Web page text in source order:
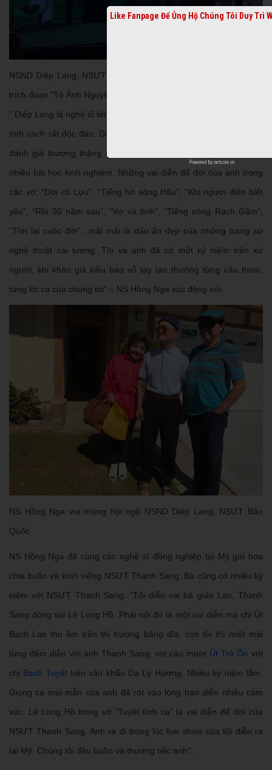
NSND Diệp Lang, NSƯT Bảo Quốc, Thoại Mỹ và Vũ Luân trong
trích đoạn "Tô Ánh Nguyệt"
“ Diệp Lang là nghệ sĩ lớn, có phong cách thể hiện những vai diễn
tính cách rất độc đáo. Diễn xuất của anh được giới chuyên môn
đánh giá thượng thặng đã từng mang lại cho lớp diễn viên trẻ
nhiều bài học kinh nghiệm. Những vai diễn để đời của anh trong
các vở: “Đời cô Lựu”, “Tiếng hò sông Hậu”, “Khi người điên biết
yêu”, “Rồi 30 năm sau”, “Vợ và tình”, “Tiếng sóng Rạch Gầm”,
“Tìm lại cuộc đời”…mãi mãi là dấu ấn đẹp của những trang sử
nghệ thuật cải lương. Tôi và anh đã có một kỷ niệm trên xứ
người, khi khán giả kiều bào vỗ tay tán thưởng từng câu thoại,
từng lời ca của chúng tôi” – NS Hồng Nga xúc động nói.
NS Hồng Nga vui mừng hội ngộ NSND Diệp Lang, NSƯT Bảo
Quốc
NS Hồng Nga đã cùng các nghệ sĩ đồng nghiệp tại Mỹ gửi hoa
chia buồn và kính viếng NSƯT Thanh Sang. Bà cũng có nhiều kỷ
niệm với NSƯT Thanh Sang. “Tôi diễn vai bà giáo Lan, Thanh
Sang đóng vai Lê Long Hồ. Phải nói đó là một vai diễn mà chị Út
Bạch Lan thu âm trên thị trường băng dĩa, còn tôi thì miệt mài
từng đêm diễn với anh Thanh Sang, với cậu mười Út Trà Ôn với
chị Bạch Tuyếttrên sân khấu Dạ Lý Hương. Nhiều kỷ niệm lắm.
Giọng ca mùi mẫn của anh đã rót vào lòng bạn diễn nhiều cảm
xúc. Lê Long Hồ trong vở “Tuyệt tình ca” là vai diễn để đời của
NSƯT Thanh Sang. Anh ra đi trong lúc live show của tôi diễn ra
tại Mỹ. Chúng tôi đều buồn và thương tiếc anh”.
Like Fanpage Để Ủng Hộ Chúng Tôi Duy Trì
Powered by netcore.vn